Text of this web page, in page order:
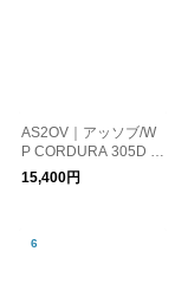
AS2OV｜アッソブ/W
P CORDURA 305D F
ANNY PACK 防水 シ
ョルダーバッグ サコ
15,400円